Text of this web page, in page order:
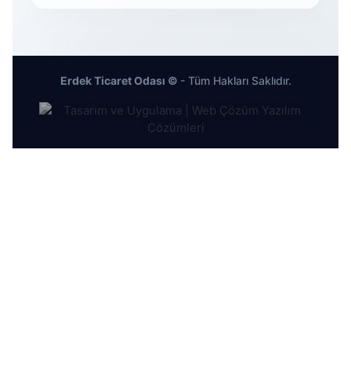
Erdek Ticaret Odası © - Tüm Hakları Saklıdır.